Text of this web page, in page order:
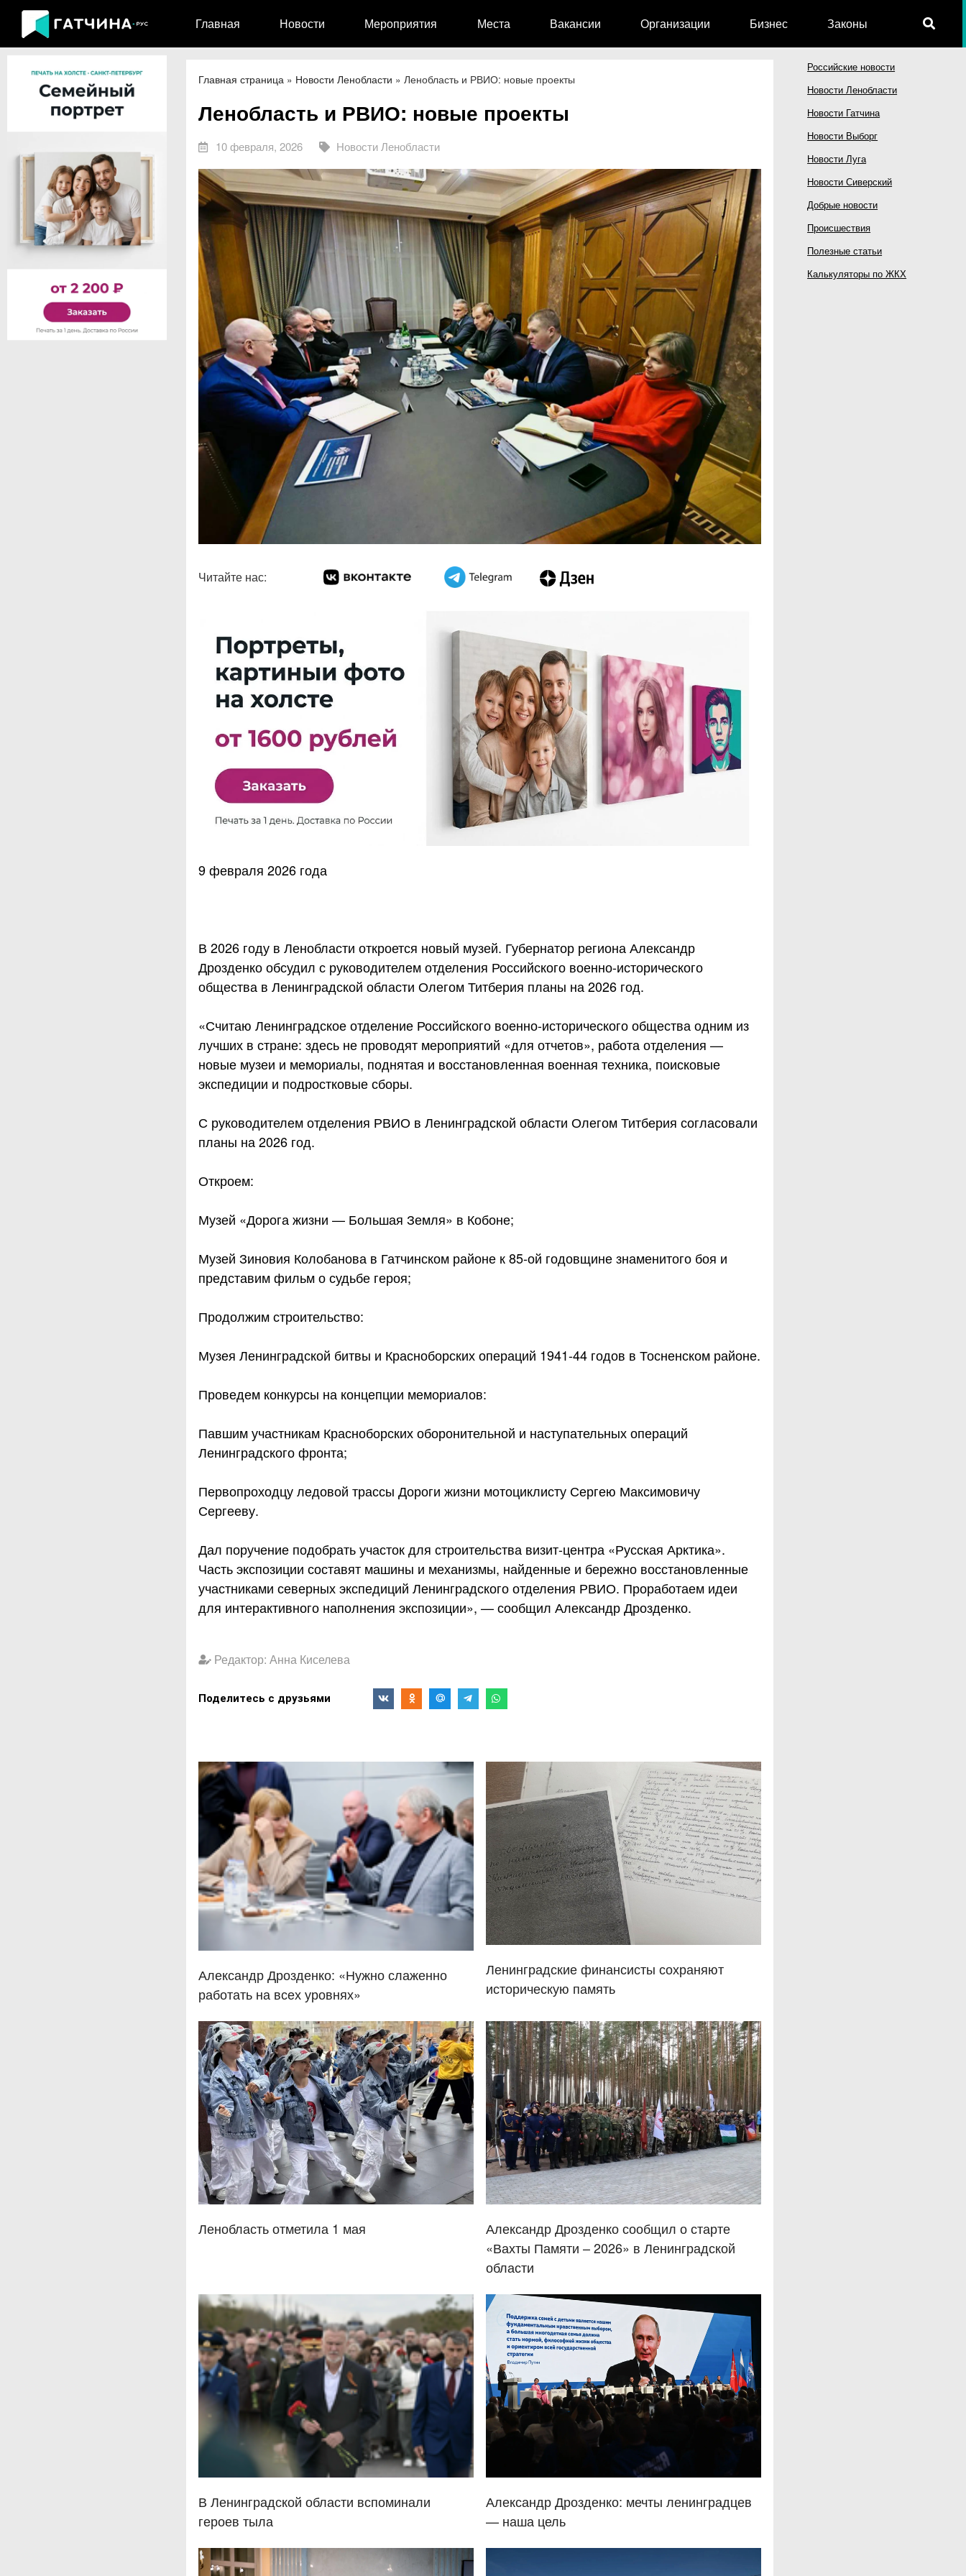
Главная Новости Мероприятия Места Вакансии Организации Бизнес Законы
Главная страница» Новости Ленобласти » Ленобласть и РВИО: новые проекты
Ленобласть и РВИО: новые проекты
10 февраля, 2026 Новости Ленобласти
Читайте нас:
9 февраля 2026 года
В 2026 году в Ленобласти откроется новый музей. Губернатор региона Александр
Дрозденко обсудил с руководителем отделения Российского военно-исторического
общества в Ленинградской области Олегом Титберия планы на 2026 год.
«Считаю Ленинградское отделение Российского военно-исторического общества одним из
лучших в стране: здесь не проводят мероприятий «для отчетов», работа отделения —
новые музеи и мемориалы, поднятая и восстановленная военная техника, поисковые
экспедиции и подростковые сборы.
С руководителем отделения РВИО в Ленинградской области Олегом Титберия согласовали
планы на 2026 год.
Откроем:
Музей «Дорога жизни — Большая Земля» в Кобоне;
Музей Зиновия Колобанова в Гатчинском районе к 85-ой годовщине знаменитого боя и
представим фильм о судьбе героя;
Продолжим строительство:
Музея Ленинградской битвы и Красноборских операций 1941-44 годов в Тосненском районе.
Проведем конкурсы на концепции мемориалов:
Павшим участникам Красноборских оборонительной и наступательных операций
Ленинградского фронта;
Первопроходцу ледовой трассы Дороги жизни мотоциклисту Сергею Максимовичу
Сергееву.
Дал поручение подобрать участок для строительства визит-центра «Русская Арктика».
Часть экспозиции составят машины и механизмы, найденные и бережно восстановленные
участниками северных экспедиций Ленинградского отделения РВИО. Проработаем идеи
для интерактивного наполнения экспозиции», — сообщил Александр Дрозденко.
Редактор: Анна Киселева
Поделитесь с друзьями
Российские новости
Новости Ленобласти
Новости Гатчина
Новости Выборг
Новости Луга
Новости Сиверский
Добрые новости
Происшествия
Полезные статьи
Калькуляторы по ЖКХ
Александр Дрозденко: «Нужно слаженно
работать на всех уровнях»
Ленинградские финансисты сохраняют
историческую память
Ленобласть отметила 1 мая
Александр Дрозденко сообщил о старте
«Вахты Памяти – 2026» в Ленинградской
области
В Ленинградской области вспоминали
героев тыла
Александр Дрозденко: мечты ленинградцев
— наша цель